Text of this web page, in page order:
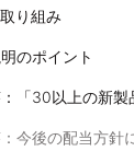
り組み
のポイント
今後の配当方針